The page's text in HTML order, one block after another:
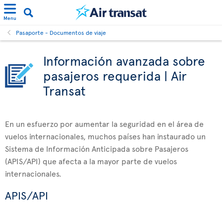
Menu
Pasaporte - Documentos de viaje
Información avanzada sobre
pasajeros requerida | Air
Transat
En un esfuerzo por aumentar la seguridad en el área de
vuelos internacionales, muchos países han instaurado un
Sistema de Información Anticipada sobre Pasajeros
(APIS/API) que afecta a la mayor parte de vuelos
internacionales.
APIS/API